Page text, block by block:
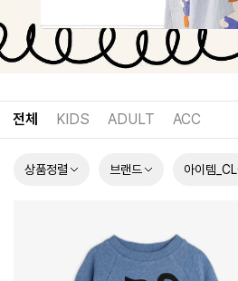
전체 KIDS ADULT ACC
상품정렬 브랜드 아이템